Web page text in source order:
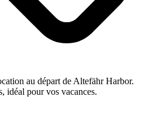
au départ de Altefähr Harbor.
idéal pour vos vacances.